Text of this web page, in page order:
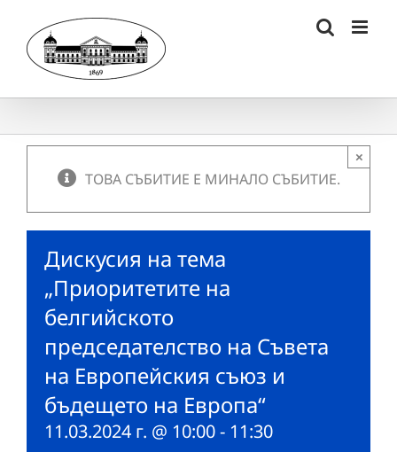
content
ТОВА СЪБИТИЕ Е МИНАЛО СЪБИТИЕ.
×
Дискусия на тема
„Приоритетите на
белгийското
председателство на Съвета
на Европейския съюз и
бъдещето на Европа“
11.03.2024 г. @ 10:00- 11:30